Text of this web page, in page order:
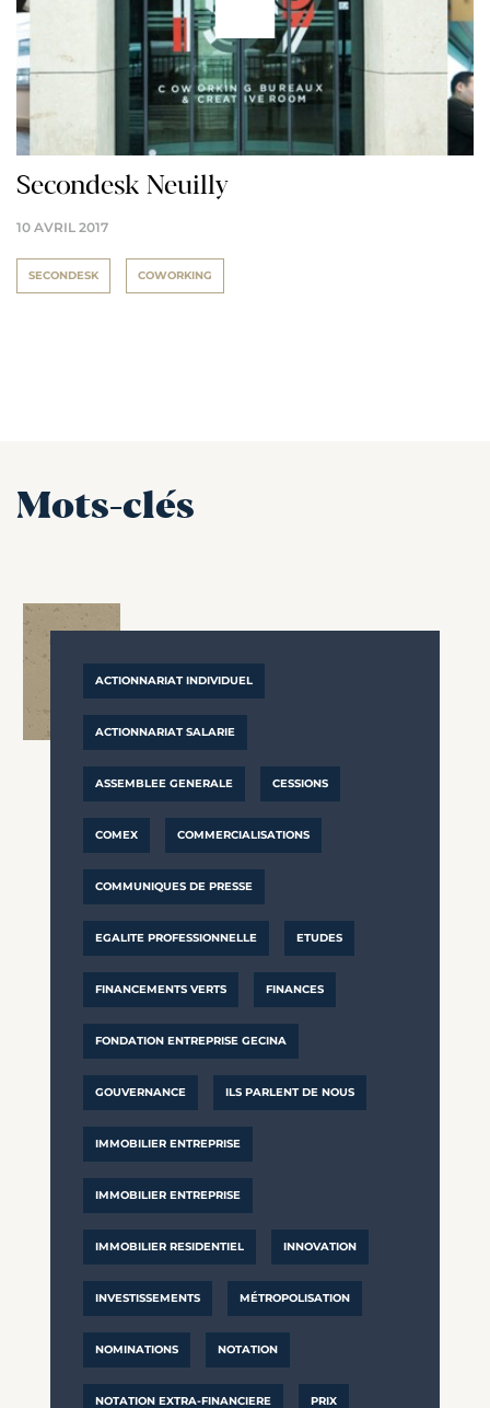
Secondesk Neuilly
10 AVRIL 2017
SECONDESK COWORKING
Mots-clés
ACTIONNARIAT INDIVIDUEL
ACTIONNARIAT SALARIE
ASSEMBLEE GENERALE CESSIONS
COMEX COMMERCIALISATIONS
COMMUNIQUES DE PRESSE
EGALITE PROFESSIONNELLE ETUDES
FINANCEMENTS VERTS FINANCES
FONDATION ENTREPRISE GECINA
GOUVERNANCE ILS PARLENT DE NOUS
IMMOBILIER ENTREPRISE
IMMOBILIER ENTREPRISE
IMMOBILIER RESIDENTIEL INNOVATION
INVESTISSEMENTS MÉTROPOLISATION
NOMINATIONS NOTATION
NOTATION EXTRA-FINANCIERE PRIX